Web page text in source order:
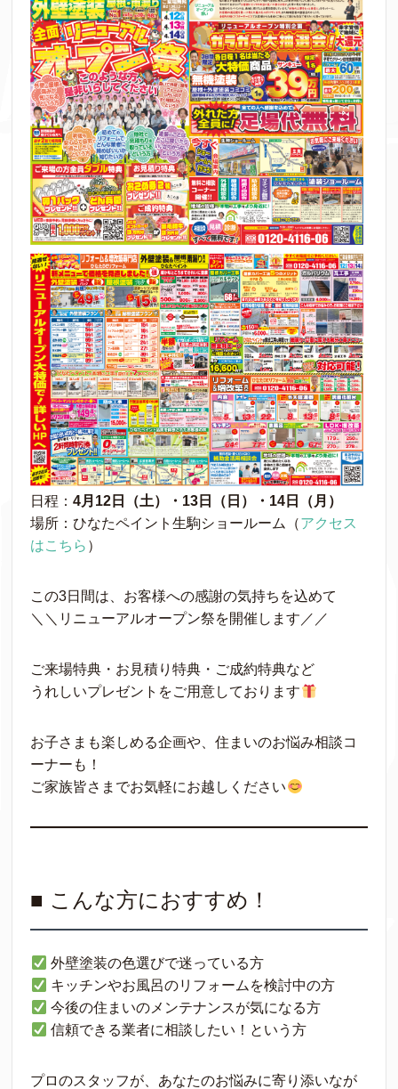
日程：4月12日（土）・13日（日）・14日（月）
場所：ひなたペイント生駒ショールーム（アクセス
はこちら ）
この3日間は、お客様への感謝の気持ちを込めて
＼＼リニューアルオープン祭を開催します／／
ご来場特典・お見積り特典・ご成約特典など
うれしいプレゼントをご用意しております
お子さまも楽しめる企画や、住まいのお悩み相談コ
ーナーも！
ご家族皆さまでお気軽にお越しください
■ こんな方におすすめ！
外壁塗装の色選びで迷っている方
キッチンやお風呂のリフォームを検討中の方
今後の住まいのメンテナンスが気になる方
信頼できる業者に相談したい！という方
プロのスタッフが、あなたのお悩みに寄り添いなが